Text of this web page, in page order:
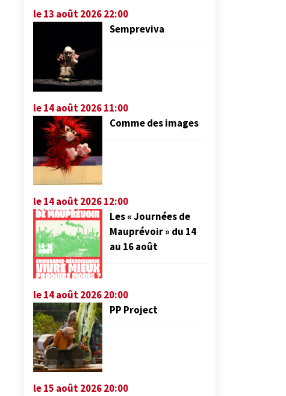
le 13 août 2026 22:00
Sempreviva
le 14 août 2026 11:00
Comme des images
le 14 août 2026 12:00
Les « Journées de
Mauprévoir » du 14
au 16 août
le 14 août 2026 20:00
PP Project
le 15 août 2026 20:00